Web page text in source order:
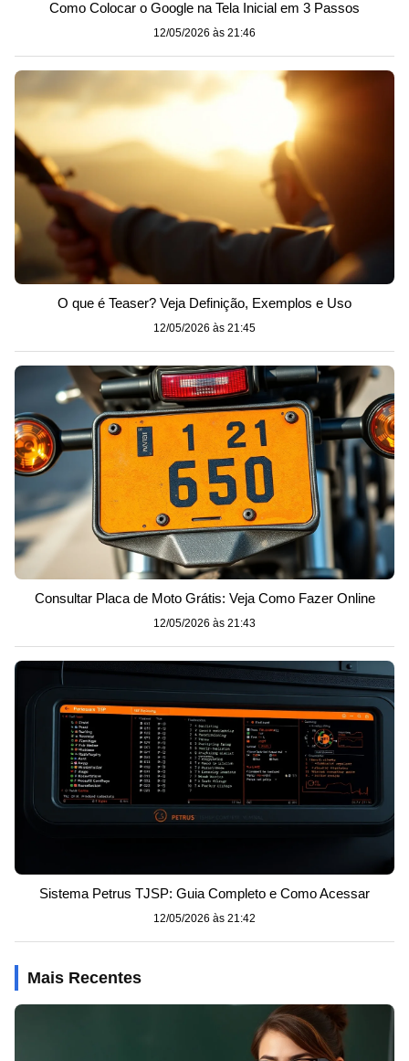
Como Colocar o Google na Tela Inicial em 3 Passos
12/05/2026 às 21:46
O que é Teaser? Veja Definição, Exemplos e Uso
12/05/2026 às 21:45
Consultar Placa de Moto Grátis: Veja Como Fazer Online
12/05/2026 às 21:43
Sistema Petrus TJSP: Guia Completo e Como Acessar
12/05/2026 às 21:42
Mais Recentes